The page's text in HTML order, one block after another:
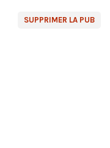
SUPPRIMER LA PUB